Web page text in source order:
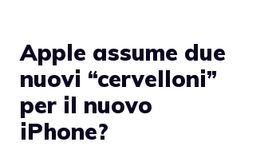
Apple assume due
nuovi “cervelloni”
per il nuovo
iPhone?